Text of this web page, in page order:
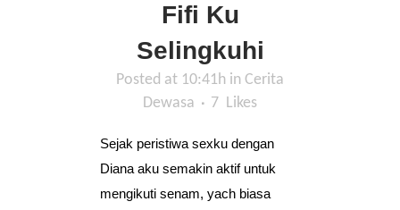
Fifi Ku
Selingkuhi
Posted at 10:41h in Cerita
Dewasa
7 Likes
Sejak peristiwa sexku dengan
Diana aku semakin aktif untuk
mengikuti senam, yach biasa